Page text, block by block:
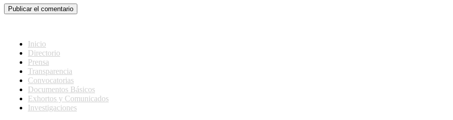
Inicio
Directorio
Prensa
Transparencia
Convocatorias
Documentos Básicos
Exhortos y Comunicados
Investigaciones